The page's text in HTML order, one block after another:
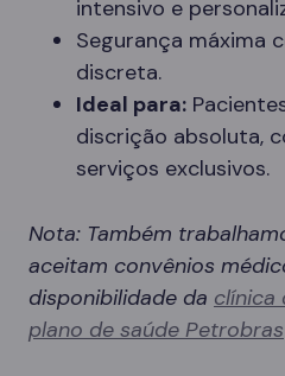
intensivo e
Segurança máxima
discreta.
Ideal para:
discrição absoluta,
serviços exclusivos.
Nota: Também
aceitam convênios
disponibilidade da clínica
plano de saúde Petrobras